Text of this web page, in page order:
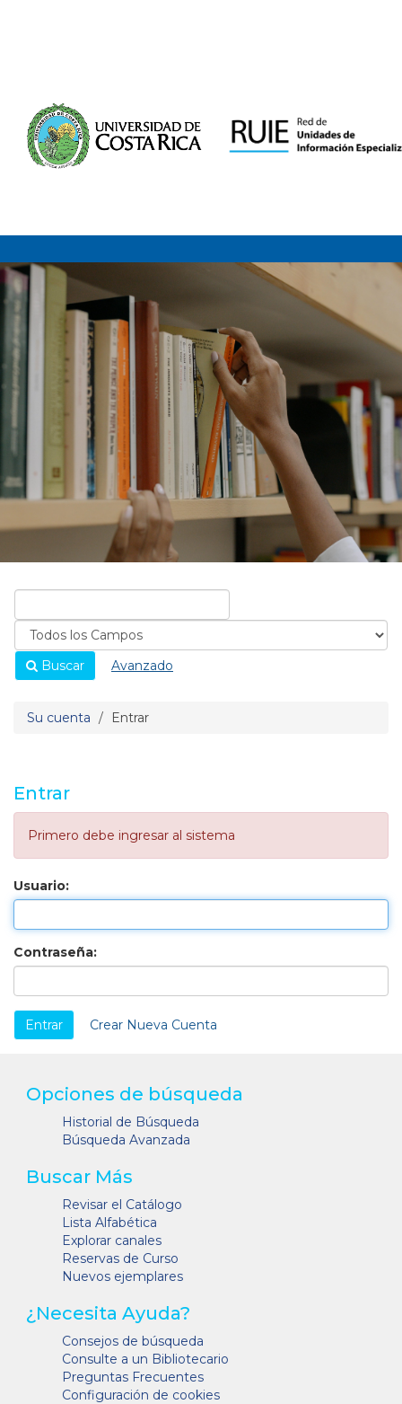
Buscar Avanzado
Su cuenta Entrar
Entrar
Primero debe ingresar al sistema
Usuario:
Contraseña:
Crear Nueva Cuenta
Opciones de búsqueda
Historial de Búsqueda
Búsqueda Avanzada
Buscar Más
Revisar el Catálogo
Lista Alfabética
Explorar canales
Reservas de Curso
Nuevos ejemplares
¿Necesita Ayuda?
Consejos de búsqueda
Consulte a un Bibliotecario
Preguntas Frecuentes
Configuración de cookies